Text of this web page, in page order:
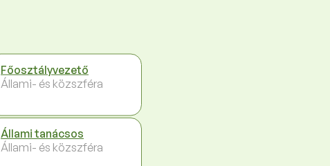
Főosztályvezető
Állami- és közszféra
Állami tanácsos
Állami- és közszféra